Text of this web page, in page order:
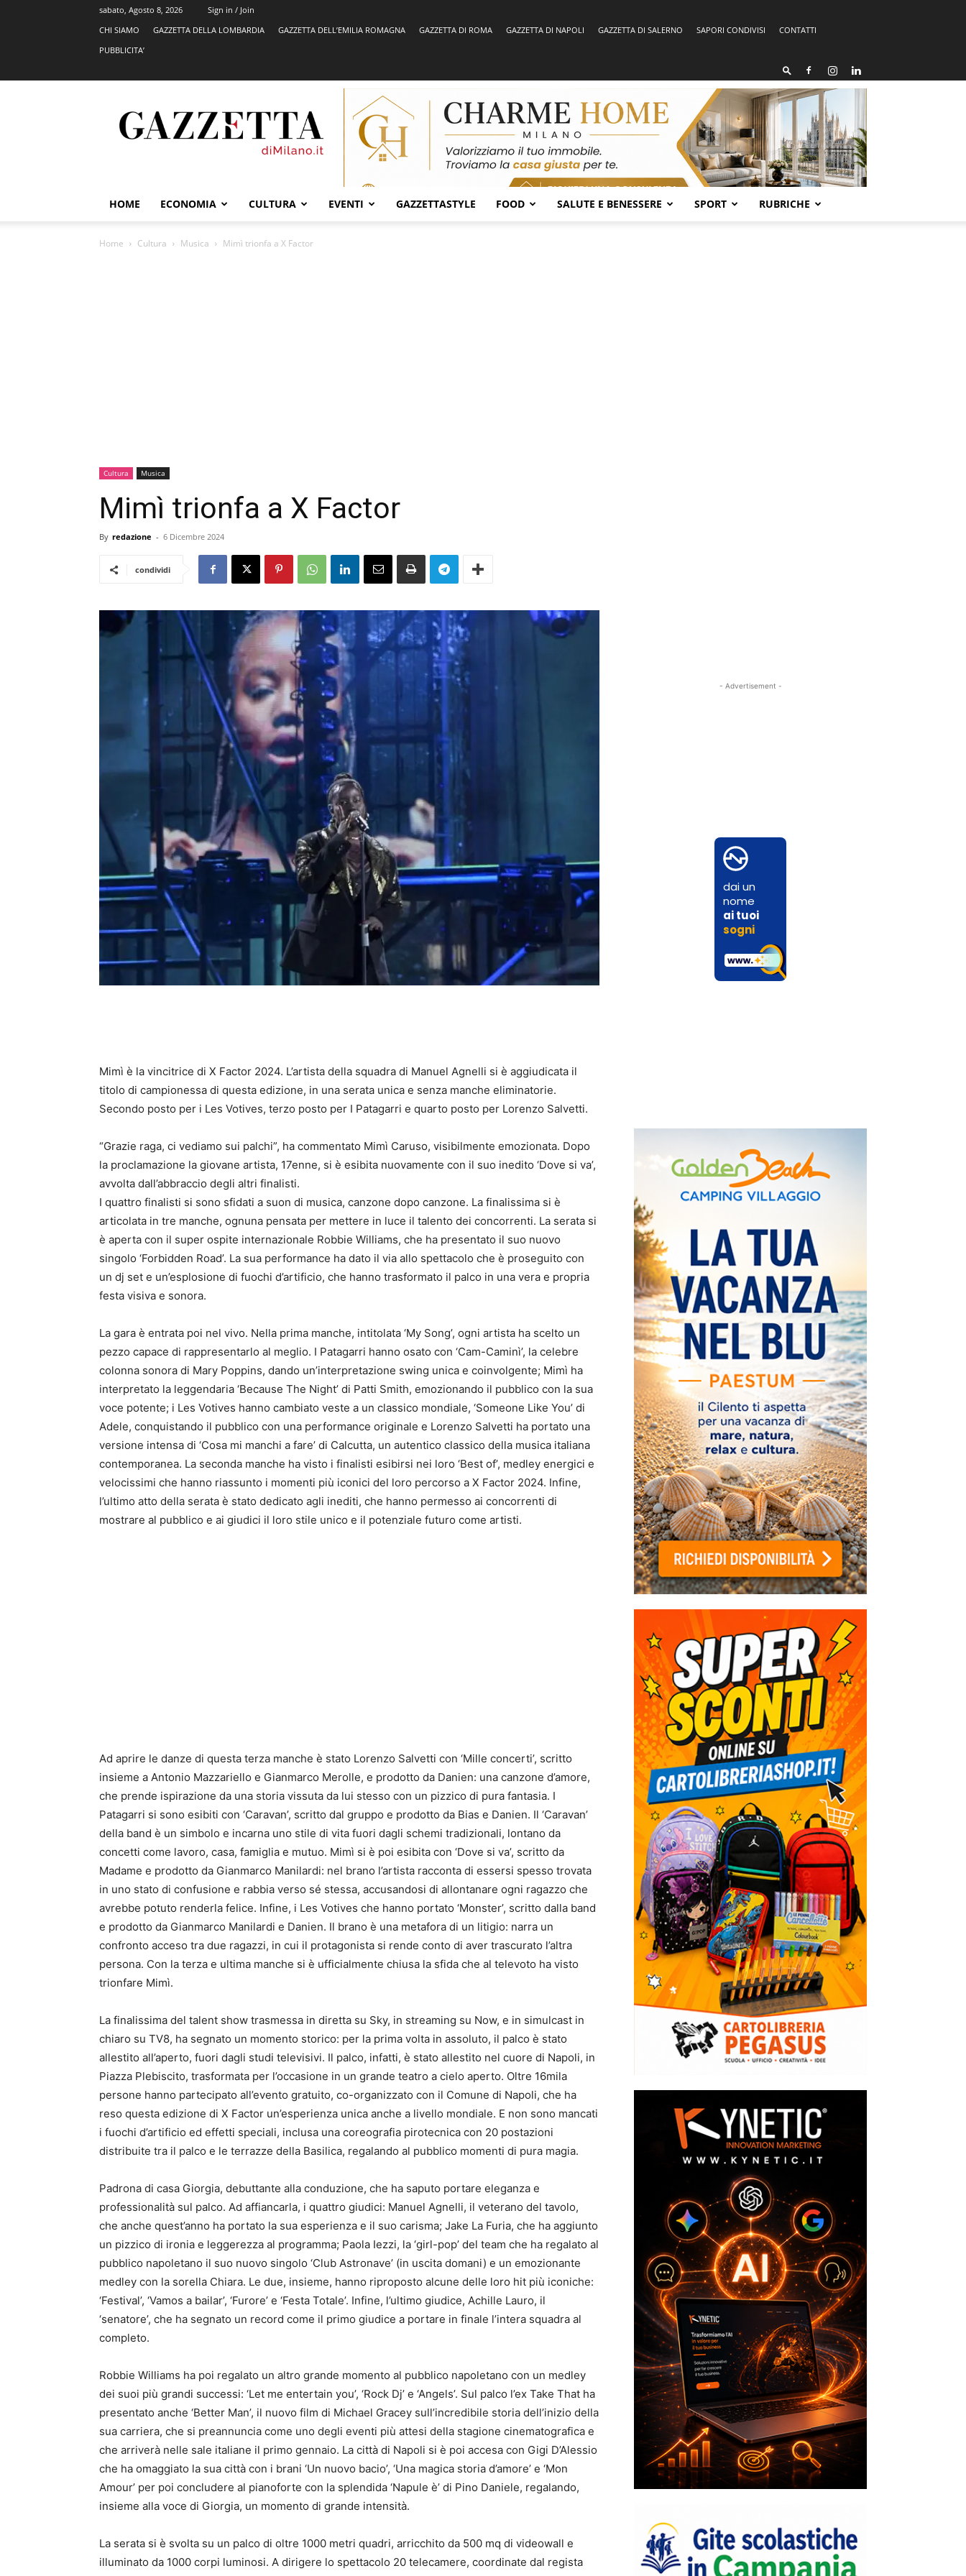
sabato, Agosto 8, 2026
Sign in / Join
CHI SIAMO
GAZZETTA DELLA LOMBARDIA GAZZETTA DELL’EMILIA ROMAGNA GAZZETTA DI ROMA GAZZETTA DI NAPOLI GAZZETTA DI SALERNO SAPORI CONDIVISI
CONTATTI
PUBBLICITA’
HOME ECONOMIA CULTURA EVENTI GAZZETTASTYLE FOOD SALUTE E BENESSERE SPORT RUBRICHE
Home Cultura Musica Mimì trionfa a X Factor
Cultura Musica
Mimì trionfa a X Factor
By redazione - 6 Dicembre 2024
condividi
Mimì è la vincitrice di X Factor 2024. L’artista della squadra di Manuel Agnelli si è aggiudicata il
titolo di campionessa di questa edizione, in una serata unica e senza manche eliminatorie.
Secondo posto per i Les Votives, terzo posto per I Patagarri e quarto posto per Lorenzo Salvetti.
“Grazie raga, ci vediamo sui palchi”, ha commentato Mimì Caruso, visibilmente emozionata. Dopo
la proclamazione la giovane artista, 17enne, si è esibita nuovamente con il suo inedito ‘Dove si va’,
avvolta dall’abbraccio degli altri finalisti.
I quattro finalisti si sono sfidati a suon di musica, canzone dopo canzone. La finalissima si è
articolata in tre manche, ognuna pensata per mettere in luce il talento dei concorrenti. La serata si
è aperta con il super ospite internazionale Robbie Williams, che ha presentato il suo nuovo
singolo ‘Forbidden Road’. La sua performance ha dato il via allo spettacolo che è proseguito con
un dj set e un’esplosione di fuochi d’artificio, che hanno trasformato il palco in una vera e propria
festa visiva e sonora.
La gara è entrata poi nel vivo. Nella prima manche, intitolata ‘My Song’, ogni artista ha scelto un
pezzo capace di rappresentarlo al meglio. I Patagarri hanno osato con ‘Cam-Caminì’, la celebre
colonna sonora di Mary Poppins, dando un’interpretazione swing unica e coinvolgente; Mimì ha
interpretato la leggendaria ‘Because The Night’ di Patti Smith, emozionando il pubblico con la sua
voce potente; i Les Votives hanno cambiato veste a un classico mondiale, ‘Someone Like You’ di
Adele, conquistando il pubblico con una performance originale e Lorenzo Salvetti ha portato una
versione intensa di ‘Cosa mi manchi a fare’ di Calcutta, un autentico classico della musica italiana
contemporanea. La seconda manche ha visto i finalisti esibirsi nei loro ‘Best of’, medley energici e
velocissimi che hanno riassunto i momenti più iconici del loro percorso a X Factor 2024. Infine,
l’ultimo atto della serata è stato dedicato agli inediti, che hanno permesso ai concorrenti di
mostrare al pubblico e ai giudici il loro stile unico e il potenziale futuro come artisti.
Ad aprire le danze di questa terza manche è stato Lorenzo Salvetti con ‘Mille concerti’, scritto
insieme a Antonio Mazzariello e Gianmarco Merolle, e prodotto da Danien: una canzone d’amore,
che prende ispirazione da una storia vissuta da lui stesso con un pizzico di pura fantasia. I
Patagarri si sono esibiti con ‘Caravan’, scritto dal gruppo e prodotto da Bias e Danien. Il ‘Caravan’
della band è un simbolo e incarna uno stile di vita fuori dagli schemi tradizionali, lontano da
concetti come lavoro, casa, famiglia e mutuo. Mimì si è poi esibita con ‘Dove si va’, scritto da
Madame e prodotto da Gianmarco Manilardi: nel brano l’artista racconta di essersi spesso trovata
in uno stato di confusione e rabbia verso sé stessa, accusandosi di allontanare ogni ragazzo che
avrebbe potuto renderla felice. Infine, i Les Votives che hanno portato ‘Monster’, scritto dalla band
e prodotto da Gianmarco Manilardi e Danien. Il brano è una metafora di un litigio: narra un
confronto acceso tra due ragazzi, in cui il protagonista si rende conto di aver trascurato l’altra
persona. Con la terza e ultima manche si è ufficialmente chiusa la sfida che al televoto ha visto
trionfare Mimì.
La finalissima del talent show trasmessa in diretta su Sky, in streaming su Now, e in simulcast in
chiaro su TV8, ha segnato un momento storico: per la prima volta in assoluto, il palco è stato
allestito all’aperto, fuori dagli studi televisivi. Il palco, infatti, è stato allestito nel cuore di Napoli, in
Piazza Plebiscito, trasformata per l’occasione in un grande teatro a cielo aperto. Oltre 16mila
persone hanno partecipato all’evento gratuito, co-organizzato con il Comune di Napoli, che ha
reso questa edizione di X Factor un’esperienza unica anche a livello mondiale. E non sono mancati
i fuochi d’artificio ed effetti speciali, inclusa una coreografia pirotecnica con 20 postazioni
distribuite tra il palco e le terrazze della Basilica, regalando al pubblico momenti di pura magia.
Padrona di casa Giorgia, debuttante alla conduzione, che ha saputo portare eleganza e
professionalità sul palco. Ad affiancarla, i quattro giudici: Manuel Agnelli, il veterano del tavolo,
che anche quest’anno ha portato la sua esperienza e il suo carisma; Jake La Furia, che ha aggiunto
un pizzico di ironia e leggerezza al programma; Paola Iezzi, la ‘girl-pop’ del team che ha regalato al
pubblico napoletano il suo nuovo singolo ‘Club Astronave’ (in uscita domani) e un emozionante
medley con la sorella Chiara. Le due, insieme, hanno riproposto alcune delle loro hit più iconiche:
‘Festival’, ‘Vamos a bailar’, ‘Furore’ e ‘Festa Totale’. Infine, l’ultimo giudice, Achille Lauro, il
‘senatore’, che ha segnato un record come il primo giudice a portare in finale l’intera squadra al
completo.
Robbie Williams ha poi regalato un altro grande momento al pubblico napoletano con un medley
dei suoi più grandi successi: ‘Let me entertain you’, ‘Rock Dj’ e ‘Angels’. Sul palco l’ex Take That ha
presentato anche ‘Better Man’, il nuovo film di Michael Gracey sull’incredibile storia dell’inizio della
sua carriera, che si preannuncia come uno degli eventi più attesi della stagione cinematografica e
che arriverà nelle sale italiane il primo gennaio. La città di Napoli si è poi accesa con Gigi D’Alessio
che ha omaggiato la sua città con i brani ‘Un nuovo bacio’, ‘Una magica storia d’amore’ e ‘Mon
Amour’ per poi concludere al pianoforte con la splendida ‘Napule è’ di Pino Daniele, regalando,
insieme alla voce di Giorgia, un momento di grande intensità.
La serata si è svolta su un palco di oltre 1000 metri quadri, arricchito da 500 mq di videowall e
illuminato da 1000 corpi luminosi. A dirigere lo spettacolo 20 telecamere, coordinate dal regista
- Advertisement -